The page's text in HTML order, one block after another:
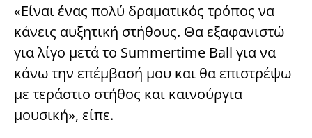
«Είναι ένας πολύ δραματικός τρόπος να
κάνεις αυξητική στήθους. Θα εξαφανιστώ
για λίγο μετά το Summertime Ball για να
κάνω την επέμβασή μου και θα επιστρέψω
με τεράστιο στήθος και καινούργια
μουσική», είπε.